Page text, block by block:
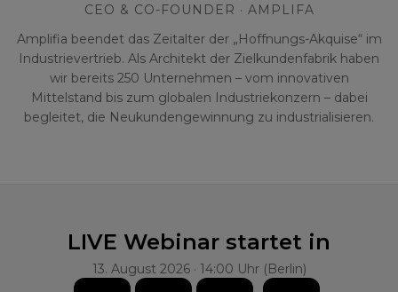
CEO & CO-FOUNDER · AMPLIFA
Amplifia beendet das Zeitalter der „Hoffnungs-Akquise“ im
Industrievertrieb. Als Architekt der Zielkundenfabrik haben
wir bereits 250 Unternehmen – vom innovativen
Mittelstand bis zum globalen Industriekonzern – dabei
begleitet, die Neukundengewinnung zu industrialisieren.
LIVE Webinar startet in
13. August 2026· 14:00 Uhr (Berlin)